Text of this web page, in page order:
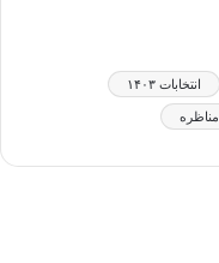
انتخابات ۱۴۰۳
مناظره